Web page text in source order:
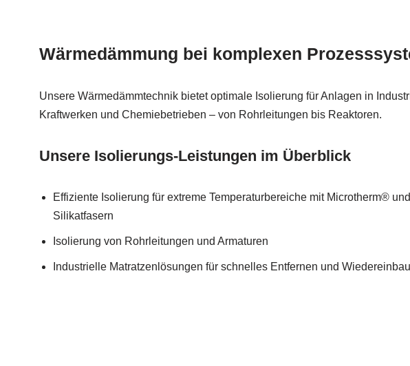
Wärmedämmung bei komplexen
Unsere Wärmedämmtechnik bietet optimale Isolierung für Anlagen in
Kraftwerken und Chemiebetrieben – von Rohrleitungen bis Reaktoren.
Unsere Isolierungs-Leistungen im Überblick
Effiziente Isolierung für extreme Temperaturbereiche mit Microtherm® und
Silikatfasern
Isolierung von Rohrleitungen und Armaturen
Industrielle Matratzenlösungen für schnelles Entfernen und Wiedereinbau